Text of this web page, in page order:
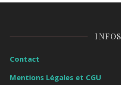
INFOS
Contact
Mentions Légales et CGU